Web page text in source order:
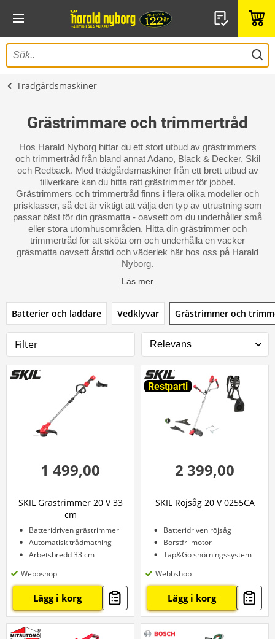
Trädgårdsmaskiner
Grästrimmare och trimmertråd
Hos Harald Nyborg hittar du ett stort utbud av grästrimmers
och trimmertråd från bland annat Adano, Black & Decker, Skil
och Redback. Med trädgårdsmaskiner från ett brett utbud av
tillverkare kan du hitta rätt grästrimmer för jobbet.
Grästrimmers och trimmertråd finns i flera olika modeller och
prisklasser, så det är viktigt att välja den typ av utrustning som
passar bäst för din gräsmatta - oavsett om du underhåller små
eller stora utomhusområden. Hitta din grästrimmer och
trimmertråd för att sköta om och underhålla en vacker
gräsmatta oavsett årstid och väderlek här hos oss på Harald
Nyborg.
Läs mer
Batterier och laddare Vedklyvar Grästrimmer och
Filter
1 499,00
SKIL Grästrimmer 20 V 33
cm
Batteridriven grästrimmer
Automatisk trådmatning
Arbetsbredd 33 cm
Webbshop
Lägg i korg
Restparti
2 399,00
SKIL Röjsåg 20 V 0255CA
Batteridriven röjsåg
Borstfri motor
Tap&Go snörningssystem
Webbshop
Lägg i korg